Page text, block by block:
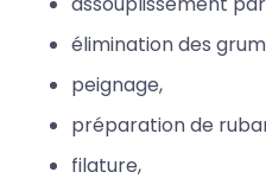
élimination des
peignage,
préparation de
filature,